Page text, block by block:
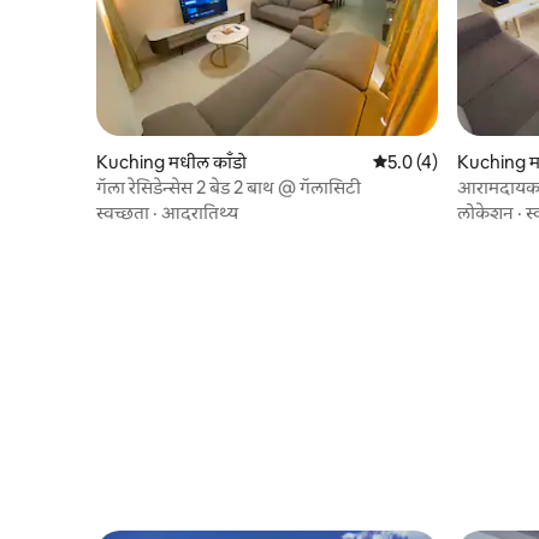
Kuching मधील काँडो 5 पैकी 5.0 सरासरी
5.0 (4)
गॅला रेसिडेन्सेस 2 बेड 2 बाथ @ गॅलासिटी
स्वच्छता · आदरातिथ्य
Kuching
आरामदायक
लोकेशन ·